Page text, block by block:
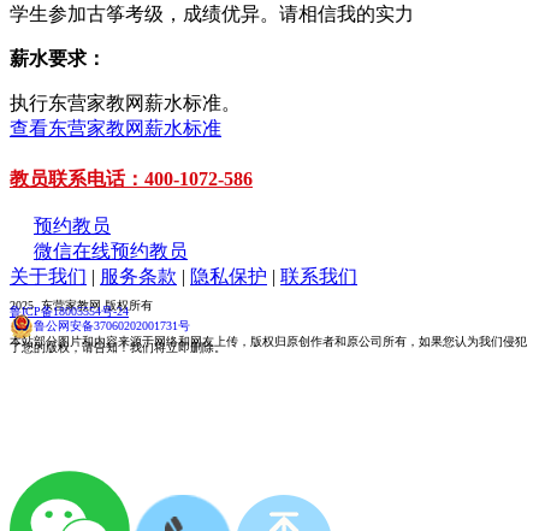
学生参加古筝考级，成绩优异。请相信我的实力
薪水要求：
执行东营家教网薪水标准。
查看东营家教网薪水标准
教员联系电话：400-1072-586
预约教员
微信在线预约教员
关于我们 | 服务条款 | 隐私保护 | 联系我们
2025 东营家教网 版权所有
鲁ICP备18005554号-24
鲁公网安备37060202001731号
本站部分图片和内容来源于网络和网友上传，版权归原创作者和原公司所有，如果您认为我们侵犯
了您的版权，请告知！我们将立即删除。